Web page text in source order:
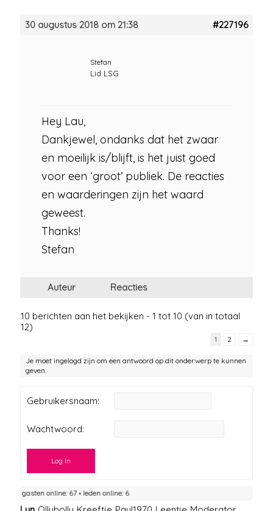
30 augustus 2018 om 21:38 #227196
Stefan
Lid LSG
Hey Lau,
Dankjewel, ondanks dat het zwaar
en moeilijk is/blijft, is het juist goed
voor een ‘groot’ publiek. De reacties
en waarderingen zijn het waard
geweest.
Thanks!
Stefan
Auteur Reacties
10 berichten aan het bekijken - 1 tot 10 (van in totaal
12)
1 2 →
Je moet ingelogd zijn om een antwoord op dit onderwerp te kunnen
geven.
Gebruikersnaam:
Wachtwoord:
Log In
gasten online: 67 ▪︎ leden online: 6